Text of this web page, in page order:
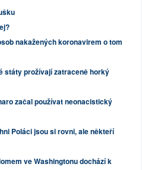
nakažených koronavirem o tom
státy prožívají zatraceně horký
začal používat neonacistický
Poláci jsou si rovni, ale někteří
ve Washingtonu dochází k